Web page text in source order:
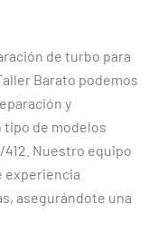
de turbo para
Barato podemos
y
de modelos
412. Nuestro equipo
experiencia
asegurándote una